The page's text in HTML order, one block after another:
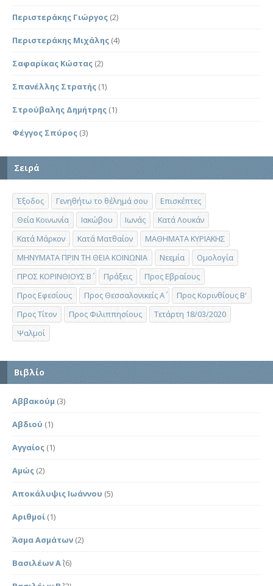
Περιστεράκης Γιώργος (2)
Περιστεράκης Μιχάλης (4)
Σαφαρίκας Κώστας (2)
Σπανέλλης Στρατής (1)
Στρούβαλης Δημήτρης (1)
Φέγγος Σπύρος (3)
Σειρά
Έξοδος Γενηθήτω το θέλημά σου
Επισκέπτες
Θεία Κοινωνία
Ιακώβου Ιωνάς
Κατά Λουκάν
Κατά Μάρκον
Κατά Ματθαίον
ΜΑΘΗΜΑΤΑ ΚΥΡΙΑΚΗΣ
ΜΗΝΥΜΑΤΑ ΠΡΙΝ ΤΗ ΘΕΙΑ ΚΟΙΝΩΝΙΑ
Νεεμία
Ομολογία
ΠΡΟΣ ΚΟΡΙΝΘΙΟΥΣ Β΄
Πράξεις
Προς Εβραίους
Προς Εφεσίους
Προς Θεσσαλονικείς Α΄
Προς Κορινθίους Β'
Προς Τίτον
Προς Φιλιππησίους
Τετάρτη 18/03/2020
Ψαλμοί
Βιβλίο
Αββακούμ (3)
Αβδιού (1)
Αγγαίος (1)
Αμώς (2)
Αποκάλυψις Ιωάννου (5)
Αριθμοί (1)
Άσμα Ασμάτων (2)
Βασιλέων Α΄(6)